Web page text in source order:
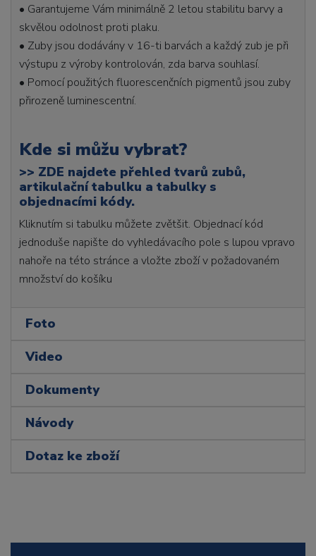
• Garantujeme Vám minimálně 2 letou stabilitu barvy a
skvělou odolnost proti plaku.
• Zuby jsou dodávány v 16-ti barvách a každý zub je při
výstupu z výroby kontrolován, zda barva souhlasí.
• Pomocí použitých fluorescenčních pigmentů jsou zuby
přirozeně luminescentní.
Kde si můžu vybrat?
>> ZDE najdete přehled tvarů zubů,
artikulační tabulku a tabulky s
objednacími kódy.
Kliknutím si tabulku můžete zvětšit. Objednací kód
jednoduše napište do vyhledávacího pole s lupou vpravo
nahoře na této stránce a vložte zboží v požadovaném
množství do košíku
Foto
Video
Dokumenty
Návody
Dotaz ke zboží